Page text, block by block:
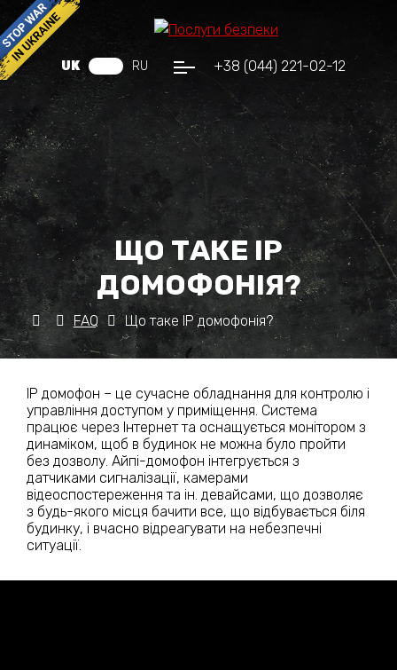
+38 (044) 221-02-12
UK RU
ЩО ТАКЕ IP
ДОМОФОНІЯ?
FAQ Що таке IP домофонія?
IP домофон – це сучасне обладнання для контролю і
управління доступом у приміщення. Система
працює через Інтернет та оснащується монітором з
динаміком, щоб в будинок не можна було пройти
без дозволу. Айпі-домофон інтегрується з
датчиками сигналізації, камерами
відеоспостереження та ін. девайсами, що дозволяє
з будь-якого місця бачити все, що відбувається біля
будинку, і вчасно відреагувати на небезпечні
ситуації.